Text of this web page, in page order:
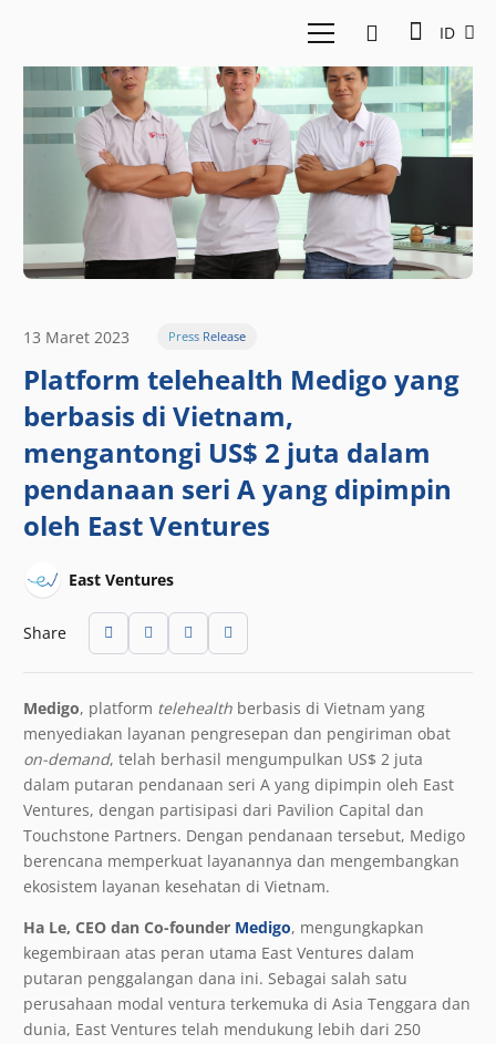
ID
13 Maret 2023 Press Release
Platform telehealth Medigo yang
berbasis di Vietnam,
mengantongi US$ 2 juta dalam
pendanaan seri A yang dipimpin
oleh East Ventures
East Ventures
Share
Medigo, platform telehealth berbasis di Vietnam yang
menyediakan layanan pengresepan dan pengiriman obat
on-demand, telah berhasil mengumpulkan US$ 2 juta
dalam putaran pendanaan seri A yang dipimpin oleh East
Ventures, dengan partisipasi dari Pavilion Capital dan
Touchstone Partners. Dengan pendanaan tersebut, Medigo
berencana memperkuat layanannya dan mengembangkan
ekosistem layanan kesehatan di Vietnam.
Ha Le, CEO dan Co-founder Medigo, mengungkapkan
kegembiraan atas peran utama East Ventures dalam
putaran penggalangan dana ini. Sebagai salah satu
perusahaan modal ventura terkemuka di Asia Tenggara dan
dunia, East Ventures telah mendukung lebih dari 250